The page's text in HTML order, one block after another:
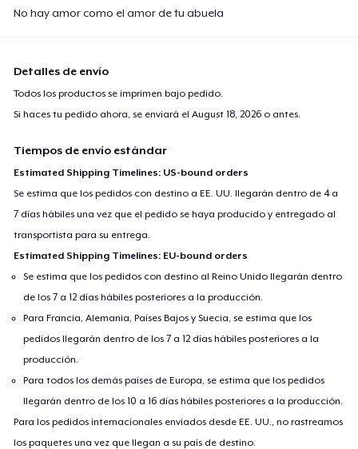
No hay amor como el amor de tu abuela
Detalles de envío
Todos los productos se imprimen bajo pedido.
Si haces tu pedido ahora, se enviará elAugust 18, 2026 o antes.
Tiempos de envío estándar
Estimated Shipping Timelines: US-bound orders
Se estima que los pedidos con destino a EE. UU. llegarán dentro de 4 a
7 días hábiles una vez que el pedido se haya producido y entregado al
transportista para su entrega.
Estimated Shipping Timelines: EU-bound orders
Se estima que los pedidos con destino al Reino Unido llegarán dentro
de los 7 a 12 días hábiles posteriores a la producción.
Para Francia, Alemania, Países Bajos y Suecia, se estima que los
pedidos llegarán dentro de los 7 a 12 días hábiles posteriores a la
producción.
Para todos los demás países de Europa, se estima que los pedidos
llegarán dentro de los 10 a 16 días hábiles posteriores a la producción.
Para los pedidos internacionales enviados desde EE. UU., no rastreamos
los paquetes una vez que llegan a su país de destino.